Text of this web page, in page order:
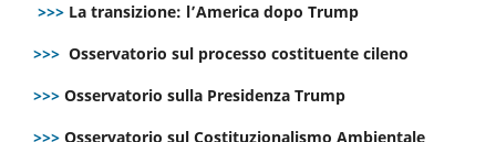
>>> La transizione: l’America dopo Trump
>>> Osservatorio sul processo costituente cileno
>>> Osservatorio sulla Presidenza Trump
>>> Osservatorio sul Costituzionalismo Ambientale